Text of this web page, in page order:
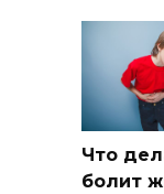
Что
болит